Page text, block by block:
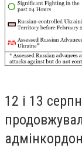
12 і 13